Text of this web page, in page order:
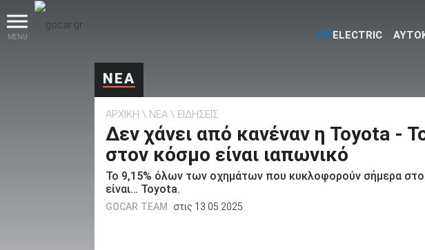
MENU GOELECTRIC
Βρες τα
ΝΕΑ
ΑΡΧΙΚΗ ΝΕΑ ΕΙΔΗΣΕΙΣ
Δεν χάνει από κανέναν η Toyota -
στον κόσμο είναι ιαπωνικό
Το 9,15% όλων των οχημάτων που κυκλοφορούν σήμερα
είναι… Toyota.
GOCAR TEAM στις 13.05.2025